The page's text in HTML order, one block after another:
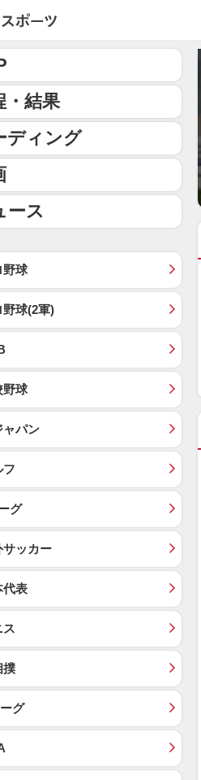
・結果
ディング
ース
野球
野球(2軍)
野球
ャパン
フ
グ
サッカー
代表
ス
撲
グ